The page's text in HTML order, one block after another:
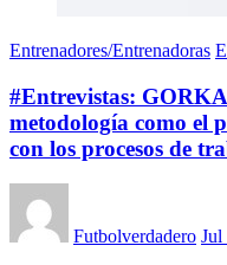
Entrenadores/Entrenadoras
#Entrevistas:
metodología como el
con los procesos de
Futbolverdadero Jul